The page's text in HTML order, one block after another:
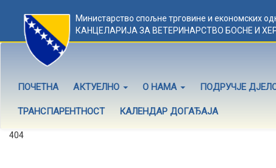
Министарство спољне трговине и економских
КАНЦЕЛАРИЈА ЗА ВЕТЕРИНАРСТВО БОСНЕ И
ПОЧЕТНА АКТУЕЛНО О НАМА ПОДРУЧЈЕ
ТРАНСПАРЕНТНОСТ КАЛЕНДАР ДОГАЂАЈА
404